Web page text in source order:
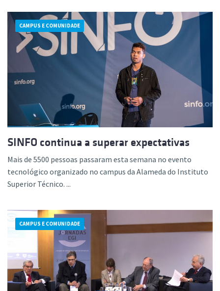
CAMPUS E COMUNIDADE
SINFO continua a superar expectativas
Mais de 5500 pessoas passaram esta semana no evento
tecnológico organizado no campus da Alameda do Instituto
Superior Técnico. ...
CAMPUS E COMUNIDADE